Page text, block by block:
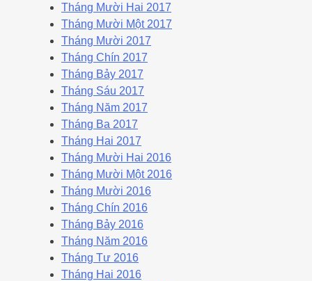
Tháng Mười Hai 2017
Tháng Mười Một 2017
Tháng Mười 2017
Tháng Chín 2017
Tháng Bảy 2017
Tháng Sáu 2017
Tháng Năm 2017
Tháng Ba 2017
Tháng Hai 2017
Tháng Mười Hai 2016
Tháng Mười Một 2016
Tháng Mười 2016
Tháng Chín 2016
Tháng Bảy 2016
Tháng Năm 2016
Tháng Tư 2016
Tháng Hai 2016